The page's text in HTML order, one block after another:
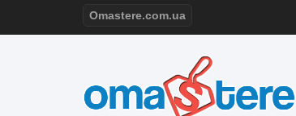
Omastere.com.ua